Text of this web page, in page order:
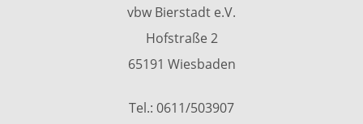
vbw Bierstadt e.V.
Hofstraße 2
65191 Wiesbaden
Tel.: 0611/503907